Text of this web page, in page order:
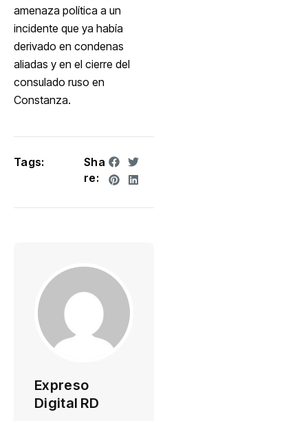
amenaza política a un
incidente que ya había
derivado en condenas
aliadas y en el cierre del
consulado ruso en
Constanza.
Tags:
Sha
re:
Expreso
Digital RD